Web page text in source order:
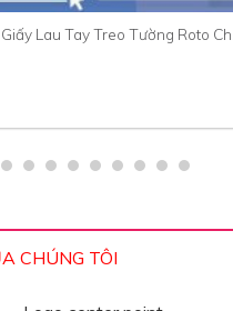
Lau Tay Treo Tường Roto Ch…
CHÚNG TÔI